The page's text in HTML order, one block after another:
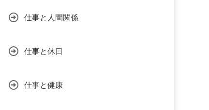
仕事と人間関係
仕事と休日
仕事と健康